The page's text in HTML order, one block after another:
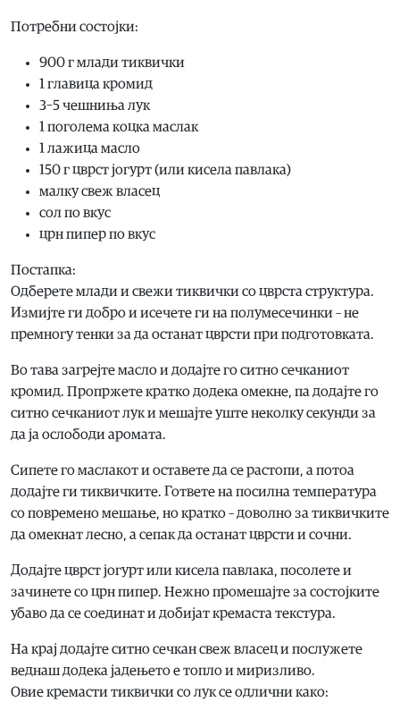
Потребни состојки:
900 г млади тиквички
1 главица кромид
3–5 чешниња лук
1 поголема коцка маслак
1 лажица масло
150 г цврст јогурт (или кисела павлака)
малку свеж власец
сол по вкус
црн пипер по вкус
Постапка:
Одберете млади и свежи тиквички со цврста структура.
Измијте ги добро и исечете ги на полумесечинки – не
премногу тенки за да останат цврсти при подготовката.
Во тава загрејте масло и додајте го ситно сечканиот
кромид. Пропржете кратко додека омекне, па додајте го
ситно сечканиот лук и мешајте уште неколку секунди за
да ја ослободи аромата.
Сипете го маслакoт и оставете да се растопи, а потоа
додајте ги тиквичките. Гответе на посилна температура
со повремено мешање, но кратко – доволно за тиквичките
да омекнат лесно, а сепак да останат цврсти и сочни.
Додајте цврст јогурт или кисела павлака, посолете и
зачинете со црн пипер. Нежно промешајте за состојките
убаво да се соединат и добијат кремаста текстура.
На крај додајте ситно сечкан свеж власец и послужете
веднаш додека јадењето е топло и миризливо.
Овие кремасти тиквички со лук се одлични како: